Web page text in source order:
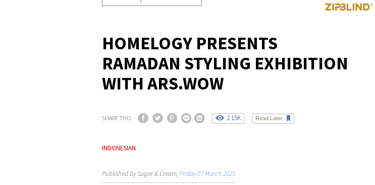
HOMELOGY PRESENTS
RAMADAN STYLING EXHIBITION
WITH ARS.WOW
SHARE THIS 2.15K Read Later
INDONESIAN
Published by Sugar & Cream, Friday 07 March 2025